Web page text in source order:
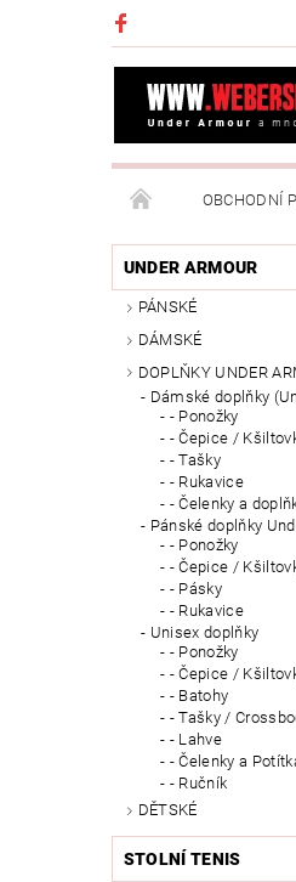
OBCHODNÍ
NAPIŠTE NÁM
UNDER ARMOUR
PÁNSKÉ
DÁMSKÉ
DOPLŇKY UNDER
Dámské doplňky
- Ponožky
- Čepice /
- Tašky
- Rukavice
- Čelenky a
Pánské doplňky
- Ponožky
- Čepice /
- Pásky
- Rukavice
Unisex doplňky
- Ponožky
- Čepice /
- Batohy
- Tašky /
- Lahve
- Čelenky a
- Ručník
DĚTSKÉ
STOLNÍ TENIS